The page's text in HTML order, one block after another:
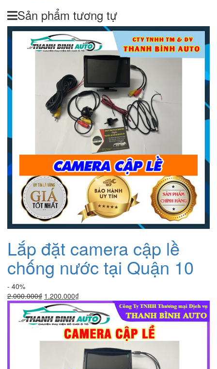
Sản phẩm tương tự
Lắp đặt camera cập lề
chống nước tại Quận 10
- 40%
2.000.000₫ Giá
gốc
là:
2.000.000₫.
1.200.000₫Giá
hiện
tại
là:
1.200.000₫.